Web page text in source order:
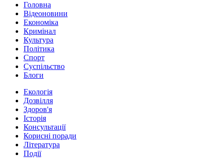
Головна
Відеоновини
Економіка
Кримінал
Культура
Політика
Спорт
Суспільство
Блоги
Екологія
Дозвілля
Здоров'я
Історія
Консультації
Корисні поради
Література
Події